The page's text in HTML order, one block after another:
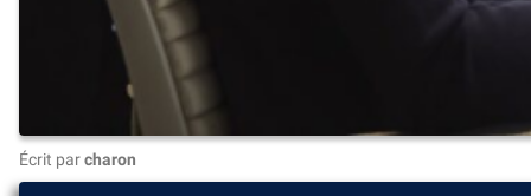
Écrit parcharon